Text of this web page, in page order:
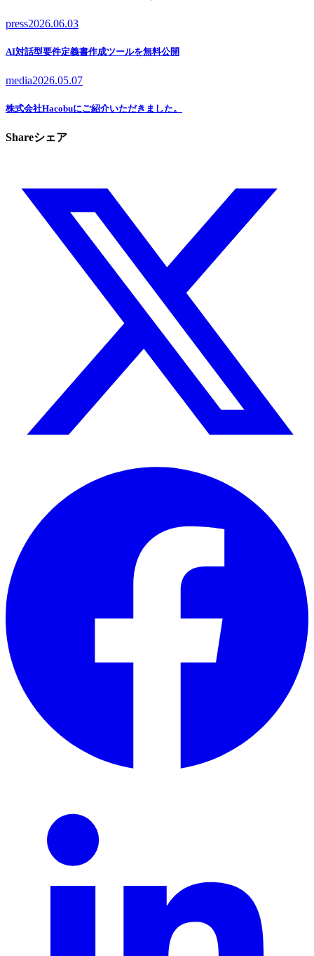
press2026.06.03
AI対話型要件定義書作成ツールを無料公開
media2026.05.07
株式会社Hacobuにご紹介いただきました。
Shareシェア